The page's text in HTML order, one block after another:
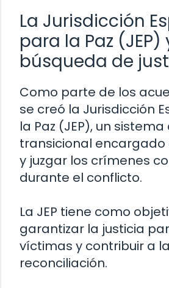
La Jurisdicción
para la Paz (JEP)
búsqueda de
Como parte de los
se creó la Jurisdicción
la Paz (JEP), un
transicional encargado
y juzgar los crímenes
durante el conflicto.
La JEP tiene como
garantizar la justicia
víctimas y contribuir a
reconciliación.